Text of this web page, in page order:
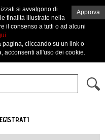
Approva
si avvalgono di
finalità illustrate nella
il consenso a tutti o ad alcuni
cliccando su un link o
acconsenti all'uso dei cookie.